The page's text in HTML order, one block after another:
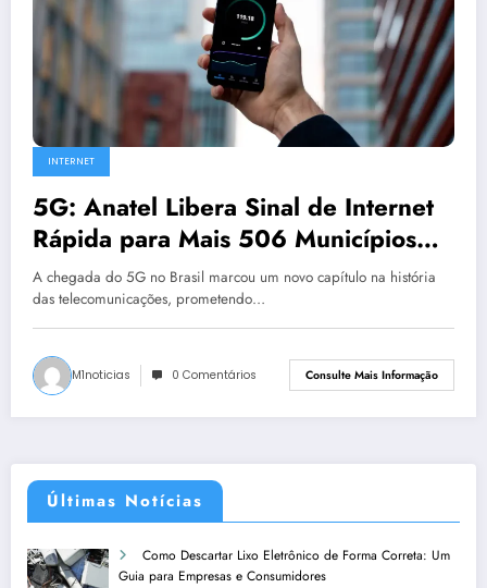
INTERNET
5G: Anatel Libera Sinal de Internet
Rápida para Mais 506 Municípios
em Agosto
A chegada do 5G no Brasil marcou um novo capítulo na história
das telecomunicações, prometendo…
M1noticias 0 Comentários Consulte Mais Informação
Últimas Notícias
Como Descartar Lixo Eletrônico de Forma Correta: Um
Guia para Empresas e Consumidores